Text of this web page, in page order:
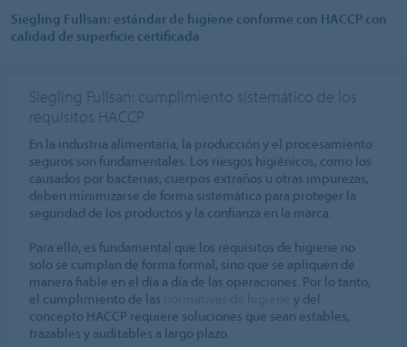
Siegling Fullsan: estándar de higiene conforme con HACCP con
calidad de superficie certificada
Siegling Fullsan: cumplimiento sistemático de los
requisitos HACCP
En la industria alimentaria, la producción y el procesamiento
seguros son fundamentales. Los riesgos higiénicos, como los
causados por bacterias, cuerpos extraños u otras impurezas,
deben minimizarse de forma sistemática para proteger la
seguridad de los productos y la confianza en la marca.
Para ello, es fundamental que los requisitos de higiene no
solo se cumplan de forma formal, sino que se apliquen de
manera fiable en el día a día de las operaciones. Por lo tanto,
el cumplimiento de las
y del
concepto HACCP requiere soluciones que sean estables,
trazables y auditables a largo plazo.